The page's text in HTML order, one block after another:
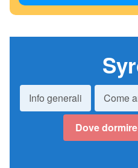
Info generali Come
Dove dormire